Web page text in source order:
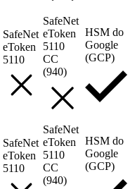
SafeNet
eToken
5110
SafeNet
eToken
5110
CC
(940)
HSM do
Google
(GCP)
SafeNet
eToken
5110
SafeNet
eToken
5110
CC
(940)
HSM do
Google
(GCP)